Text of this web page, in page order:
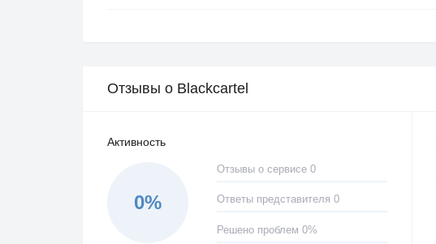
Отзывы о Blackcartel
Активность
0%
Отзывы о сервисе 0
Ответы представителя 0
Решено проблем 0%